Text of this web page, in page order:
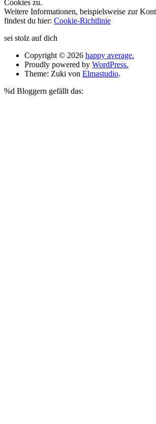
Cookies zu.
Weitere Informationen, beispielsweise zur
findest du hier: Cookie-Richtlinie
sei stolz auf dich
Copyright © 2026 happy average.
Proudly powered by WordPress.
Theme: Zuki von Elmastudio.
%d Bloggern gefällt das: